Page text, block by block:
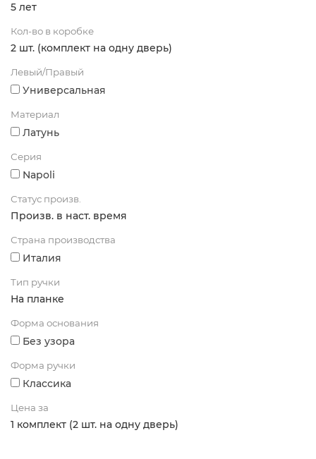
5 лет
Кол-во в коробке
2 шт. (комплект на одну дверь)
Левый/Правый
Универсальная
Материал
Латунь
Серия
Napoli
Статус произв.
Произв. в наст. время
Страна производства
Италия
Тип ручки
На планке
Форма основания
Без узора
Форма ручки
Классика
Цена за
1 комплект (2 шт. на одну дверь)